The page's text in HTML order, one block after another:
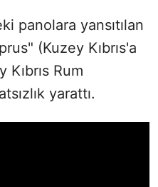
panolara yansıtılan
(Kuzey Kıbrıs'a
Kıbrıs Rum
yarattı.